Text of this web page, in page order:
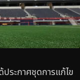
ระกาศชุดการแก้ไข